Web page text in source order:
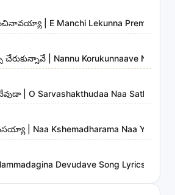
| E Manchi Lekunna
చేరుకున్నావే | Nannu Korukunnaave Nannu
| O Sarvashakthudaa Naa
Naa Kshemadharama Naa Yesayya
Devudave Song Lyrics